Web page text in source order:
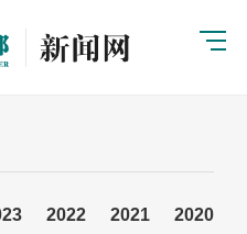
2022 2021
2020